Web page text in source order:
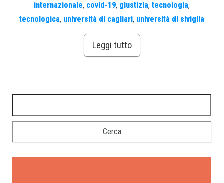
internazionale, covid-19, giustizia, tecnologia,
tecnologica, università di cagliari, università di siviglia
Leggi tutto